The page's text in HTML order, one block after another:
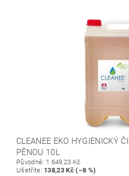
CLEANEE EKO HYGIENICKÝ
PĚNOU 10L
Původně: 1 649,23 Kč
Ušetříte: 138,23 Kč (–8 %)